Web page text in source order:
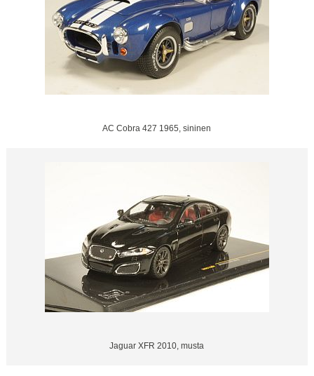
AC Cobra 427 1965, sininen
Jaguar XFR 2010, musta